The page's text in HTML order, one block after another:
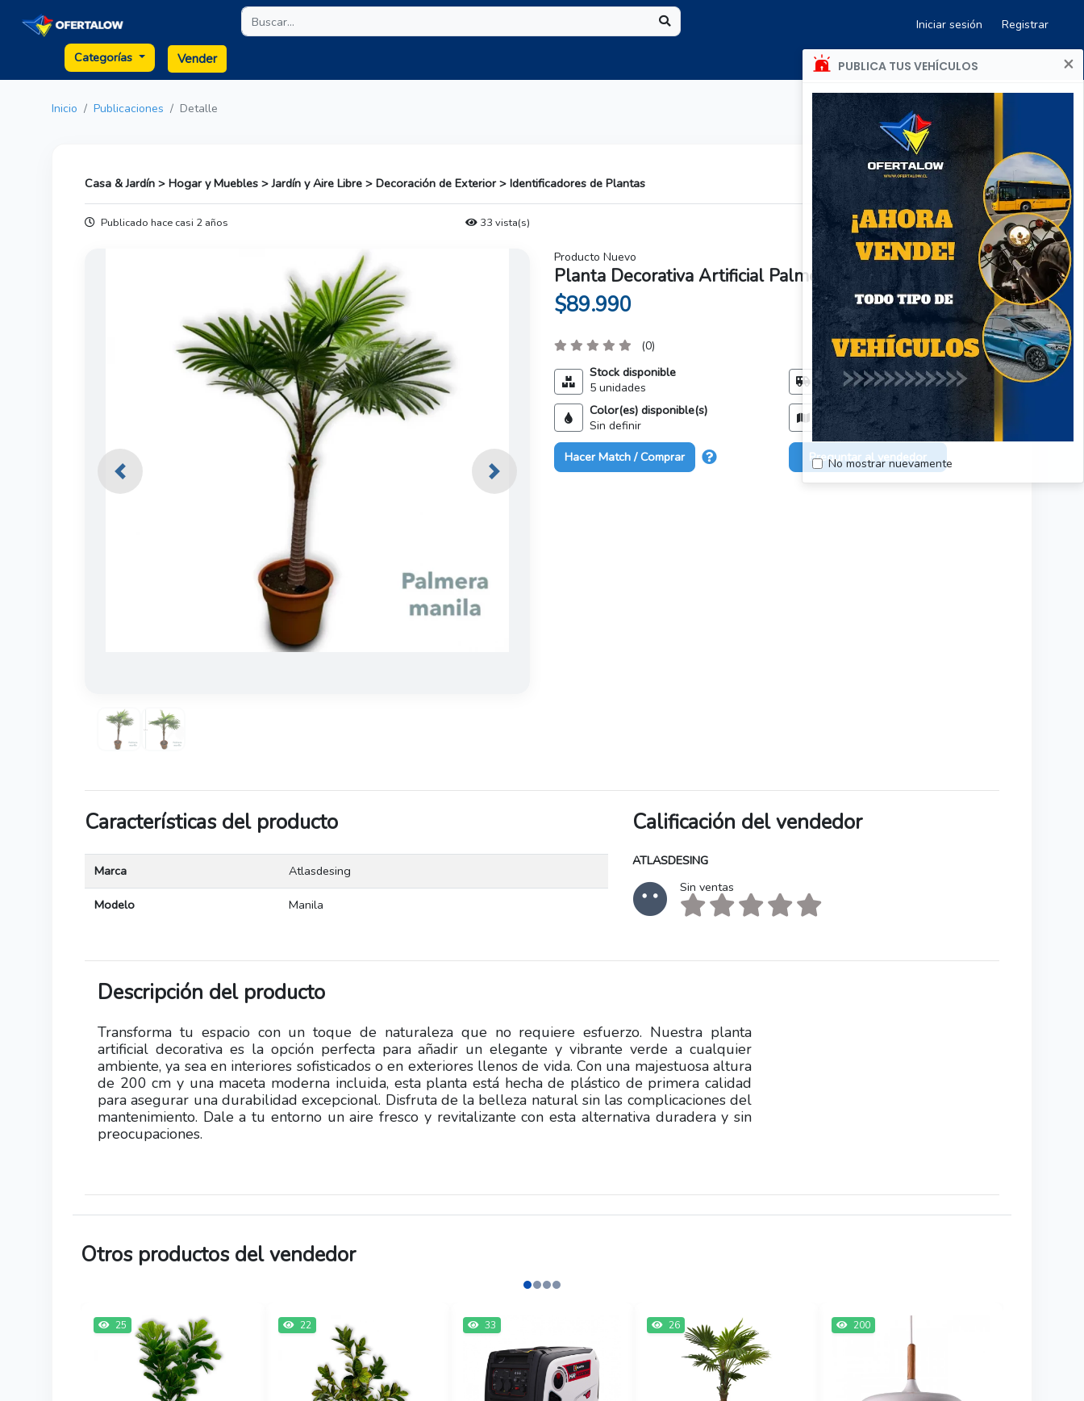
Iniciar sesión Registrar
Categorías Vender
Inicio Publicaciones Detalle
PUBLICA TUS VEHÍCULOS ×
No mostrar nuevamente
Casa & Jardín > Hogar y Muebles > Jardín y Aire Libre > Decoración de Exterior > Identificadores de Plantas
Publicado hace casi 2 años 33 vista(s)
Previous Next
Producto Nuevo
Planta Decorativa Artificial Palmera Manila 2.0mt
$89.990
(0)
Stock disponible
5 unidades
Método de entrega
Acordar con el comprador
Color(es) disponible(s)
Sin definir
Zonas de entrega
Todo el país, sin restriciones.
Hacer Match / Comprar Preguntar al vendedor
Características del producto
Marca Atlasdesing
Modelo Manila
Calificación del vendedor
ATLASDESING
Sin ventas
Descripción del producto
Transforma tu espacio con un toque de naturaleza que no requiere esfuerzo. Nuestra planta
artificial decorativa es la opción perfecta para añadir un elegante y vibrante verde a cualquier
ambiente, ya sea en interiores sofisticados o en exteriores llenos de vida. Con una majestuosa altura
de 200 cm y una maceta moderna incluida, esta planta está hecha de plástico de primera calidad
para asegurar una durabilidad excepcional. Disfruta de la belleza natural sin las complicaciones del
mantenimiento. Dale a tu entorno un aire fresco y revitalizante con esta alternativa duradera y sin
preocupaciones.
Otros productos del vendedor
25 22 33 26 200